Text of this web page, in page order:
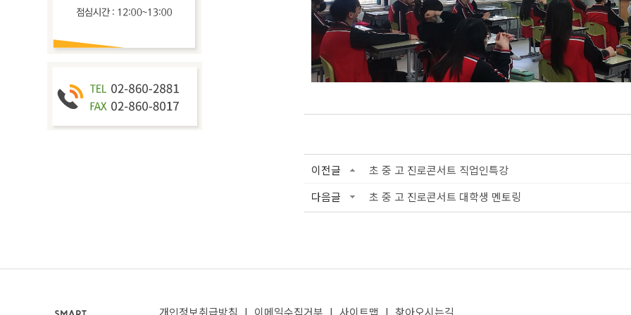
이전글
초 중 고 진로콘서트 직업인특강
다음글
초 중 고 진로콘서트 대학생 멘토링
개인정보취급방침 | 이메일수집거부 | 사이트맵 | 찾아오시는길